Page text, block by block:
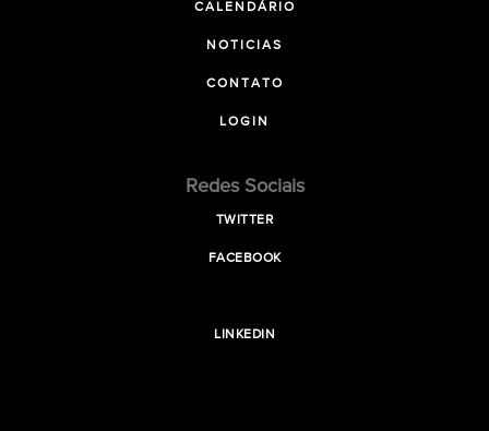
CALENDÁRIO
NOTICIAS
CONTATO
LOGIN
Redes Sociais
TWITTER
FACEBOOK
LINKEDIN